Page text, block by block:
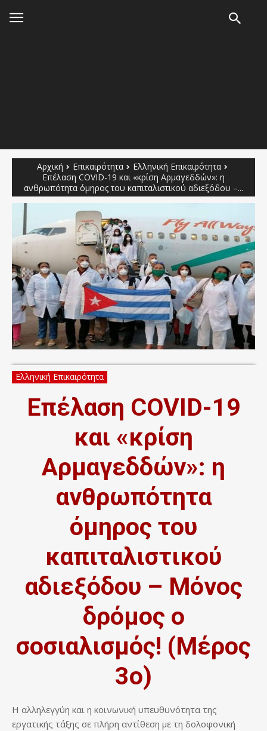
Αρχική Επικαιρότητα
Ελληνική Επικαιρότητα
Επέλαση COVID-19 και «κρίση Αρμαγεδδών»: η
ανθρωπότητα όμηρος του καπιταλιστικού αδιεξόδου –...
Ελληνική Επικαιρότητα
Επέλαση COVID-19
και «κρίση
Αρμαγεδδών»: η
ανθρωπότητα
όμηρος του
καπιταλιστικού
αδιεξόδου – Μόνος
δρόμος ο
σοσιαλισμός! (Μέρος
3ο)
Η αλληλεγγύη και η κοινωνική υπευθυνότητα της
εργατικής τάξης σε πλήρη αντίθεση με τη δολοφονική